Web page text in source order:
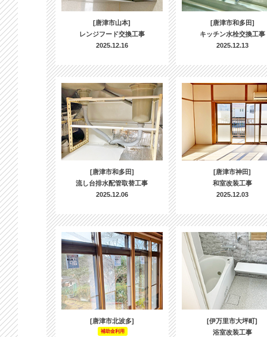
[唐津市山本]
レンジフード交換工事
2025.12.16
[唐津市和多田]
キッチン水栓交換工事
2025.12.13
[唐津市和多田]
流し台排水配管取替工事
2025.12.06
[唐津市神田]
和室改装工事
2025.12.03
[唐津市北波多]
補助金利用
[伊万里市大坪町]
浴室改装工事